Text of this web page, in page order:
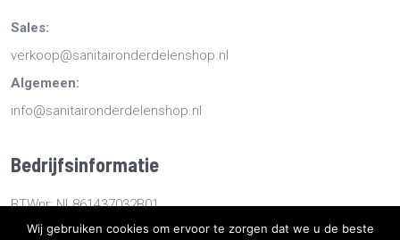
Sales:
verkoop@sanitaironderdelenshop.nl
Algemeen:
info@sanitaironderdelenshop.nl
Bedrijfsinformatie
BTWnr: NL861437032B01
KvKnr: 78527112
Wij gebruiken cookies om ervoor te zorgen dat we u de beste